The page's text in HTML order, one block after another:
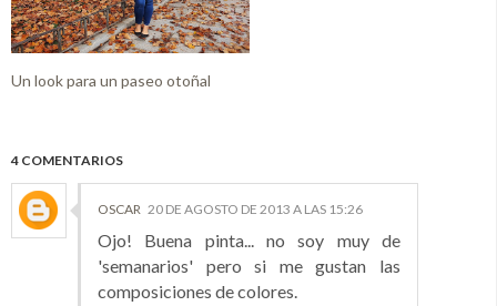
Un look para un paseo otoñal
4 COMENTARIOS
OSCAR 20 DE AGOSTO DE 2013 A LAS 15:26
Ojo! Buena pinta... no soy muy de
'semanarios' pero si me gustan las
composiciones de colores.